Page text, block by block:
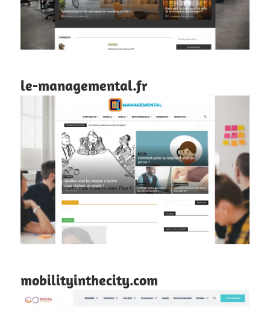
le-managemental.fr
mobilityinthecity.com